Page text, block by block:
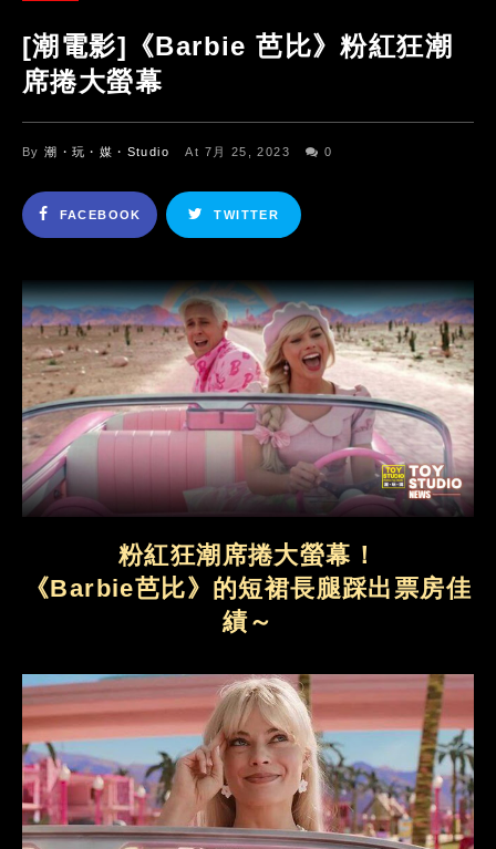
[潮電影]《Barbie 芭比》粉紅狂潮
席捲大螢幕
By潮・玩・媒・Studio At 7月 25, 2023 0
FACEBOOK TWITTER
粉紅狂潮席捲大螢幕！
《Barbie芭比》的短裙長腿踩出票房佳
績～